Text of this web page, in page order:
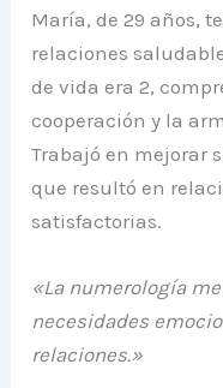
María, de 29 años,
relaciones
de vida era 2,
cooperación y la
Trabajó en mejorar
que resultó en
satisfactorias.
«La numerología
necesidades
relaciones.»